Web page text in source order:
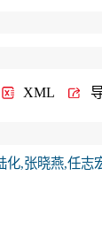
XML
化,张晓燕,任志